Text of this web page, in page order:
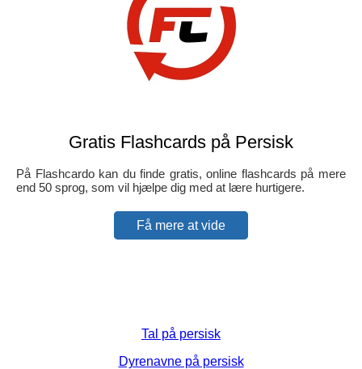
Gratis Flashcards på Persisk
På Flashcardo kan du finde gratis, online flashcards på mere
end 50 sprog, som vil hjælpe dig med at lære hurtigere.
Få mere at vide
Tal på persisk
Dyrenavne på persisk